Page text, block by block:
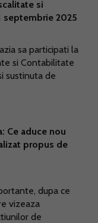
si
septembrie 2025
sa participati la
si Contabilitate
sustinuta de
Ce aduce nou
propus de
dupa ce
vizeaza
de